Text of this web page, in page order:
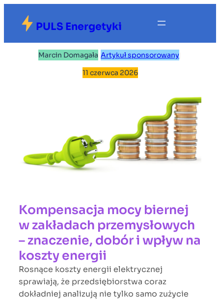
treści
PULS Energetyki
Marcin Domagała Artykuł sponsorowany
11 czerwca 2026
Kompensacja mocy biernej
w zakładach przemysłowych
– znaczenie, dobór i wpływ na
koszty energii
Rosnące koszty energii elektrycznej
sprawiają, że przedsiębiorstwa coraz
dokładniej analizują nie tylko samo zużycie